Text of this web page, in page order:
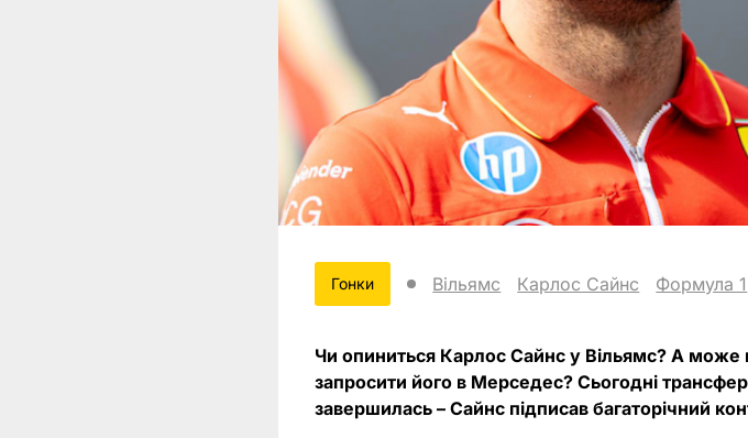
Гонки Вільямс Карлос Сайнс Формула 1
Чи опиниться Карлос Сайнс у Вільямс? А може
запросити його в Мерседес? Сьогодні
завершилась – Сайнс підписав багаторічний